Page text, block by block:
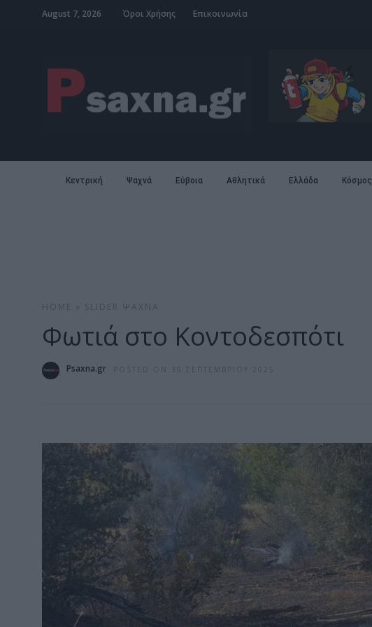
August 7, 2026 Όροι Χρήσης Επικοινωνία
Κεντρική Ψαχνά Εύβοια Αθλητικά Ελλάδα Κόσμος
HOME SLIDER ΨΑΧΝΆ
Φωτιά στο Κοντοδεσπότι
Psaxna.gr POSTED ON 30 ΣΕΠΤΕΜΒΡΊΟΥ 2025